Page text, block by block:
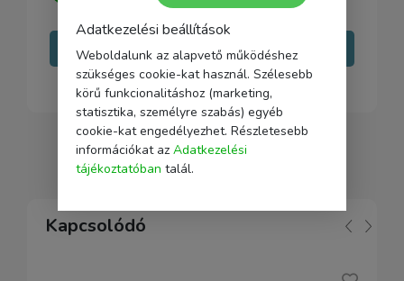
Írj nekünk
Kapcsolódó
Adatkezelési beállítások
Weboldalunk az alapvető működéshez
szükséges cookie-kat használ. Szélesebb
körű funkcionalitáshoz (marketing,
statisztika, személyre szabás) egyéb
cookie-kat engedélyezhet. Részletesebb
információkat az Adatkezelési
tájékoztatóban talál.